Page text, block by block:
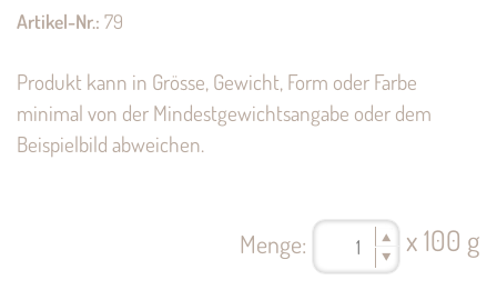
Artikel-Nr.: 79
Produkt kann in Grösse, Gewicht, Form oder Farbe
minimal von der Mindestgewichtsangabe oder dem
Beispielbild abweichen.
Menge: x 100 g